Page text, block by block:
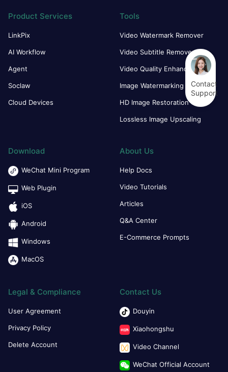
Product Services
LinkPix
AI Workflow
Agent
Soclaw
Cloud Devices
Tools
Video Watermark Remover
Video Subtitle Remover
Video Quality Enhancer
Image Watermarking
HD Image Restoration
Lossless Image Upscaling
Download
WeChat Mini Program
Web Plugin
iOS
Android
Windows
MacOS
About Us
Help Docs
Video Tutorials
Articles
Q&A Center
E-Commerce Prompts
Legal & Compliance
User Agreement
Privacy Policy
Delete Account
Contact Us
Douyin
Xiaohongshu
Video Channel
WeChat Official Account
Contact
Support